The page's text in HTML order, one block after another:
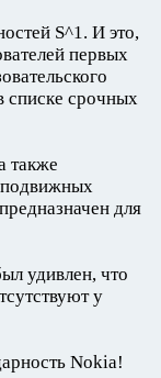
S^1. И это,
первых
срочных
также
для
удивлен, что
у
Nokia!